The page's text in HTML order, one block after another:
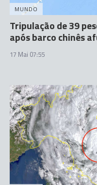
MUNDO
Tripulação de 39
após barco chinês
17 Mai 07:55